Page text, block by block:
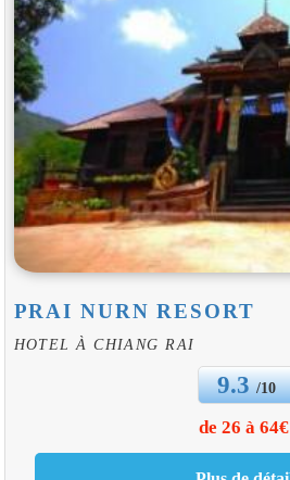
PRAI NURN RESORT
HOTEL À CHIANG RAI
9.3/10
de 26 à 64€